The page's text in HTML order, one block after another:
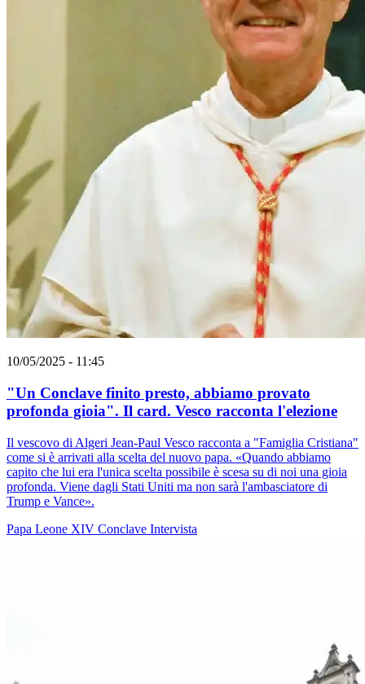
10/05/2025 - 11:45
"Un Conclave finito presto, abbiamo provato
profonda gioia". Il card. Vesco racconta l'elezione
Il vescovo di Algeri Jean-Paul Vesco racconta a "Famiglia Cristiana"
come si è arrivati alla scelta del nuovo papa. «Quando abbiamo
capito che lui era l'unica scelta possibile è scesa su di noi una gioia
profonda. Viene dagli Stati Uniti ma non sarà l'ambasciatore di
Trump e Vance».
Papa Leone XIV Conclave Intervista